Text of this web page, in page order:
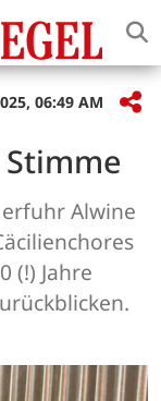
06:49 AM
Stimme
Alwine
(!) Jahre